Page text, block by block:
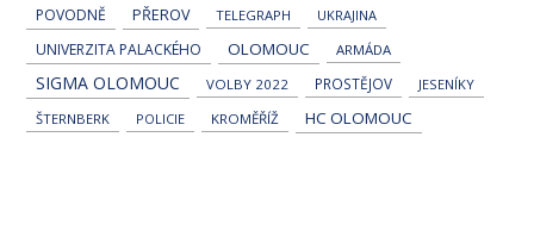
POVODNĚ PŘEROV TELEGRAPH UKRAJINA
UNIVERZITA PALACKÉHO OLOMOUC ARMÁDA
SIGMA OLOMOUC VOLBY 2022 PROSTĚJOV
JESENÍKY
ŠTERNBERK
POLICIE KROMĚŘÍŽ HC OLOMOUC